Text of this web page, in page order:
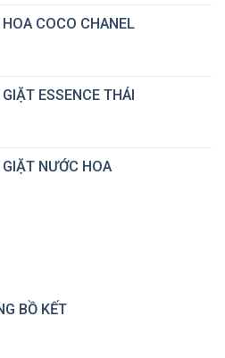
COCO CHANEL
ESSENCE THÁI
NƯỚC HOA
BỒ KẾT